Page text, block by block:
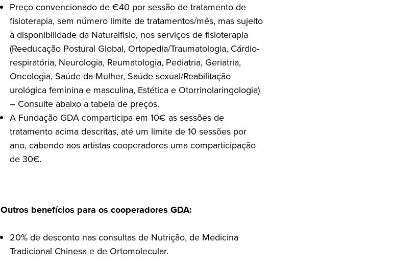
Preço convencionado de €40 por sessão de tratamento de
fisioterapia, sem número limite de tratamentos/mês, mas sujeito
à disponibilidade da Naturalfisio, nos serviços de fisioterapia
(Reeducação Postural Global, Ortopedia/Traumatologia, Cárdio-
respiratória, Neurologia, Reumatologia, Pediatria, Geriatria,
Oncologia, Saúde da Mulher, Saúde sexual/Reabilitação
urológica feminina e masculina, Estética e Otorrinolaringologia)
– Consulte abaixo a tabela de preços.
A Fundação GDA comparticipa em 10€ as sessões de
tratamento acima descritas, até um limite de 10 sessões por
ano, cabendo aos artistas cooperadores uma comparticipação
de 30€.
Outros benefícios para os cooperadores GDA:
20% de desconto nas consultas de Nutrição, de Medicina
Tradicional Chinesa e de Ortomolecular.